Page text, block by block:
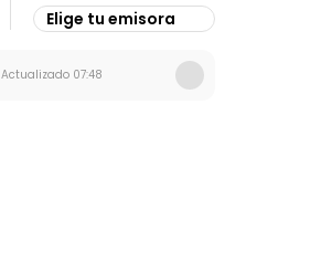
Elige tu emisora
Actualizado 07:48